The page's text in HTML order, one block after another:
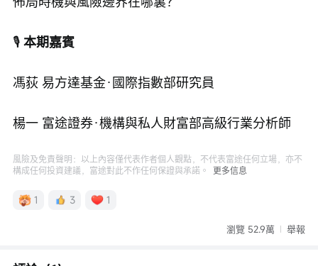
🎙️ 本期嘉賓
馮荻 易方達基金·國際指數部研究員
楊一 富途證券·機構與私人財富部高級行業分析師
風險及免責聲明：以上內容僅代表作者個人觀點，不代表富途任何立場，亦不
構成任何投資建議，富途對此不作任何保證與承諾。
更多信息
1 3 1
瀏覽 52.9萬 舉報